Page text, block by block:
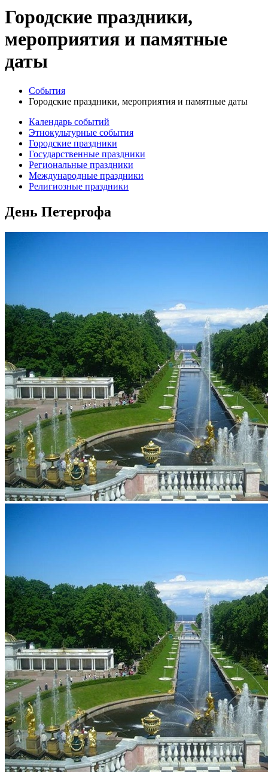
Городские праздники,
мероприятия и памятные
даты
События
Городские праздники, мероприятия и памятные даты
Календарь событий
Этнокультурные события
Городские праздники
Государственные праздники
Региональные праздники
Международные праздники
Религиозные праздники
День Петергофа